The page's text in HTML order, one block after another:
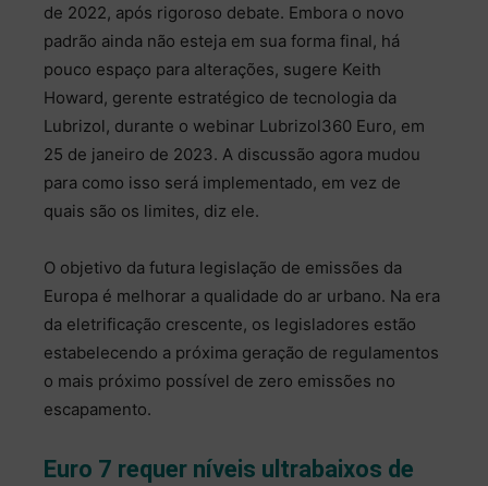
de 2022, após rigoroso debate. Embora o novo
padrão ainda não esteja em sua forma final, há
pouco espaço para alterações, sugere Keith
Howard, gerente estratégico de tecnologia da
Lubrizol, durante o webinar Lubrizol360 Euro, em
25 de janeiro de 2023. A discussão agora mudou
para como isso será implementado, em vez de
quais são os limites, diz ele.
O objetivo da futura legislação de emissões da
Europa é melhorar a qualidade do ar urbano. Na era
da eletrificação crescente, os legisladores estão
estabelecendo a próxima geração de regulamentos
o mais próximo possível de zero emissões no
escapamento.
Euro 7 requer níveis ultrabaixos de